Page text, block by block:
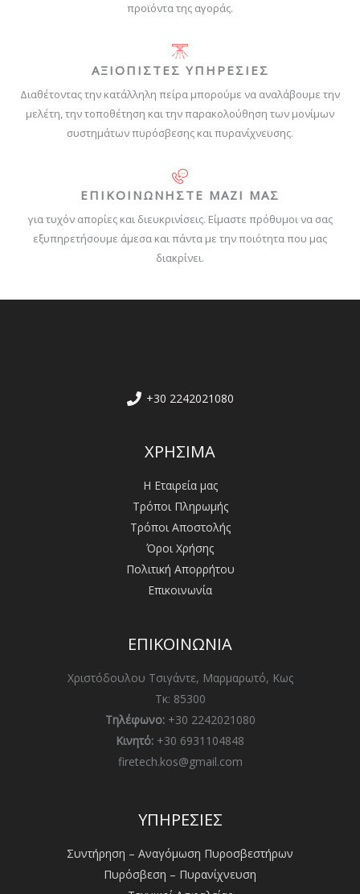
προϊόντα της αγοράς.
ΑΞΙΟΠΙΣΤΕΣ ΥΠΗΡΕΣΙΕΣ
Διαθέτοντας την κατάλληλη πείρα μπορούμε να αναλάβουμε την
μελέτη, την τοποθέτηση και την παρακολούθηση των μονίμων
συστημάτων πυρόσβεσης και πυρανίχνευσης.
ΕΠΙΚΟΙΝΩΝΗΣΤΕ ΜΑΖΙ ΜΑΣ
για τυχόν απορίες και διευκρινίσεις. Είμαστε πρόθυμοι να σας
εξυπηρετήσουμε άμεσα και πάντα με την ποιότητα που μας
διακρίνει.
+30 2242021080
ΧΡΗΣΙΜΑ
Η Εταιρεία μας
Τρόποι Πληρωμής
Τρόποι Αποστολής
Όροι Χρήσης
Πολιτική Απορρήτου
Επικοινωνία
ΕΠΙΚΟΙΝΩΝΙΑ
Χριστόδουλου Τσιγάντε, Μαρμαρωτό, Κως
Τκ: 85300
Τηλέφωνο:+30 2242021080
Κινητό: +30 6931104848
firetech.kos@gmail.com
ΥΠΗΡΕΣΙΕΣ
Συντήρηση – Αναγόμωση Πυροσβεστήρων
Πυρόσβεση – Πυρανίχνευση